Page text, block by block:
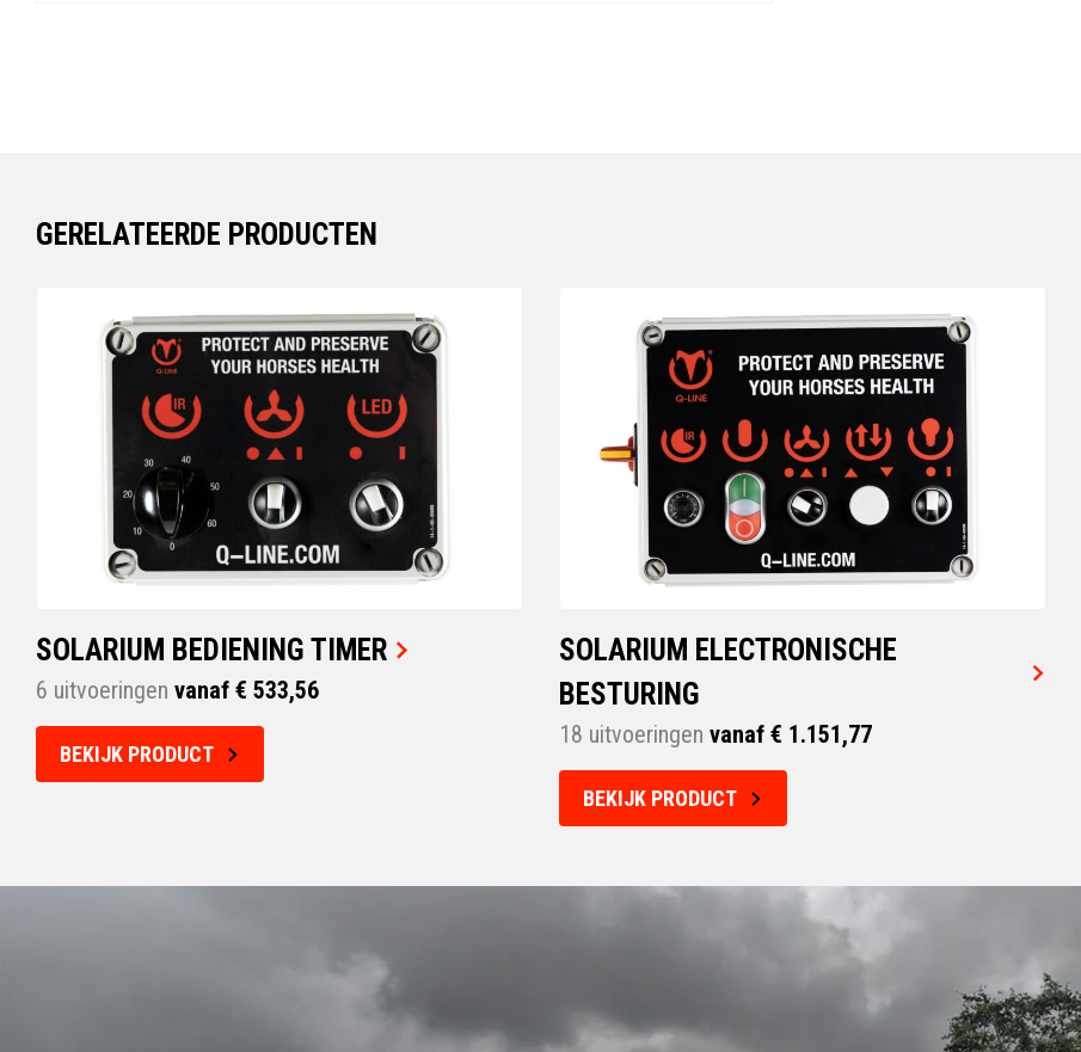
GERELATEERDE PRODUCTEN
SOLARIUM BEDIENING TIMER
6 uitvoeringen vanaf € 533,56
BEKIJK PRODUCT
SOLARIUM ELECTRONISCHE
BESTURING
18 uitvoeringen vanaf € 1.151,77
BEKIJK PRODUCT